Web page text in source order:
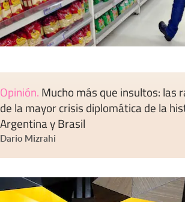
Opinión. Mucho más que insultos: las
de la mayor crisis diplomática de la
Argentina y Brasil
Dario Mizrahi